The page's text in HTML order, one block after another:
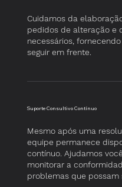
Cuidamos da
pedidos de alteração e
necessários,
seguir em frente.
Suporte Consultivo Contínuo
Mesmo após uma
equipe permanece
contínuo. Ajudamos
monitorar a
problemas que possam